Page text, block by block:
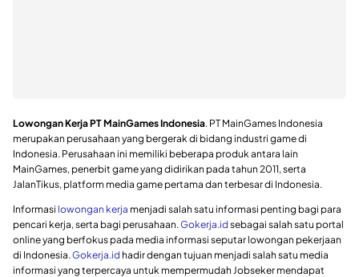
Lowongan Kerja PT MainGames Indonesia. PT MainGames Indonesia
merupakan perusahaan yang bergerak di bidang industri game di
Indonesia. Perusahaan ini memiliki beberapa produk antara lain
MainGames, penerbit game yang didirikan pada tahun 2011, serta
JalanTikus, platform media game pertama dan terbesar di Indonesia.
Informasi lowongan kerja menjadi salah satu informasi penting bagi para
pencari kerja, serta bagi perusahaan. Gokerja.id sebagai salah satu portal
online yang berfokus pada media informasi seputar lowongan pekerjaan
di Indonesia. Gokerja.id hadir dengan tujuan menjadi salah satu media
informasi yang terpercaya untuk mempermudah Jobseker mendapat